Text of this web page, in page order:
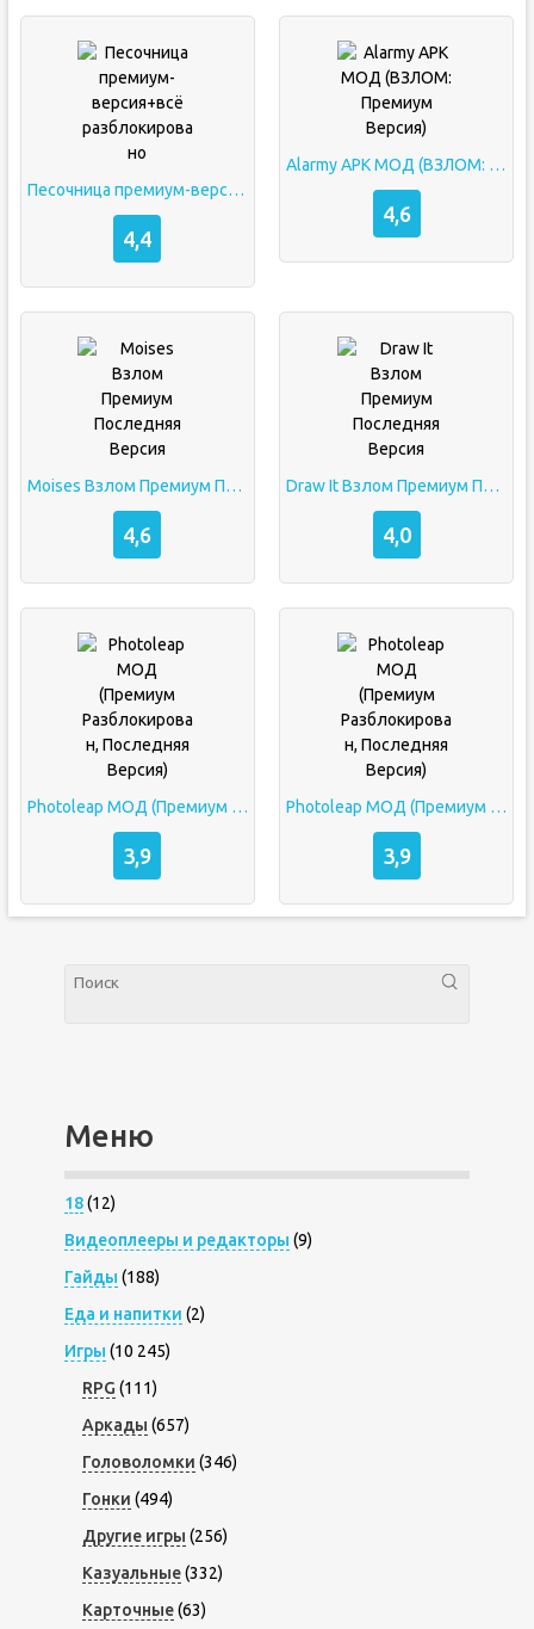
Песочница премиум-версия+всё разблокировано
4,4
Alarmy APK МОД (ВЗЛОМ: Премиум Версия)
4,6
Moises Взлом Премиум Последняя Версия
4,6
Draw It Взлом Премиум Последняя Версия
4,0
Photoleap МОД (Премиум Разблокирован, Последняя Версия)
3,9
Photoleap МОД (Премиум Разблокирован, Последняя Версия)
3,9
Меню
18(12)
Видеоплееры и редакторы (9)
Гайды (188)
Еда и напитки (2)
Игры (10 245)
RPG (111)
Аркады (657)
Головоломки (346)
Гонки (494)
Другие игры (256)
Казуальные(332)
Карточные(63)